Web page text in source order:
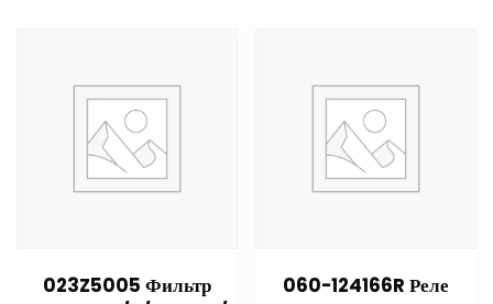
023Z5005 Фильтр
060-124166R Реле